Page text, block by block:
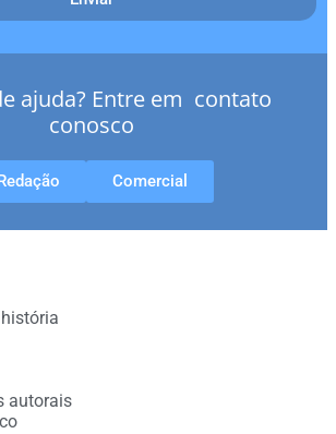
ajuda? Entre em contato
conosco
Redação Comercial
autorais